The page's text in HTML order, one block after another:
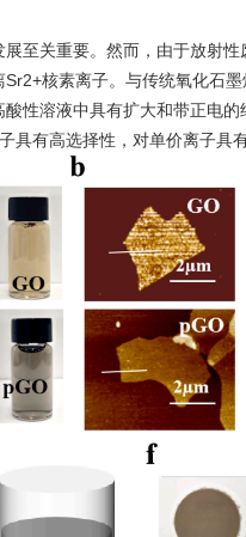
至关重要。然而，由于放射
核素离子。与传统氧化
性溶液中具有扩大和带正电
具有高选择性，对单价离子